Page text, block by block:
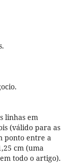
linhas em
(válido para as
ponto entre a
cm (uma
todo o artigo).